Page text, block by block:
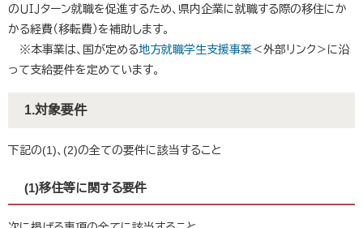
のＵＩＪターン就職を促進するため、県内企業に就職する際の移住にか
かる経費（移転費）を補助します。
※本事業は、国が定める地方就職学生支援事業＜外部リンク＞に沿
って支給要件を定めています。​
1.対象要件
下記の(1)、(2)の全ての要件に該当すること
(1)移住等に関する要件